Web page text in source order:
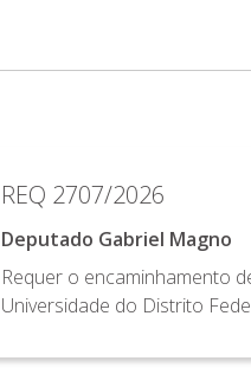
REQ 2707/2026
Deputado Gabriel Magno
Requer o encaminhamento
Universidade do Distrito